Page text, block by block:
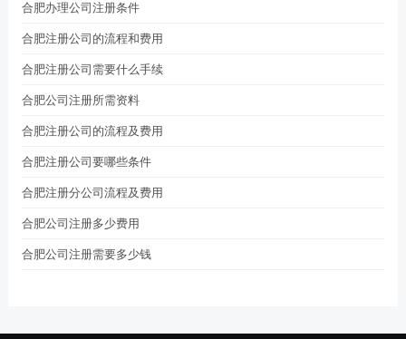
合肥办理公司注册条件
合肥注册公司的流程和费用
合肥注册公司需要什么手续
合肥公司注册所需资料
合肥注册公司的流程及费用
合肥注册公司要哪些条件
合肥注册分公司流程及费用
合肥公司注册多少费用
合肥公司注册需要多少钱